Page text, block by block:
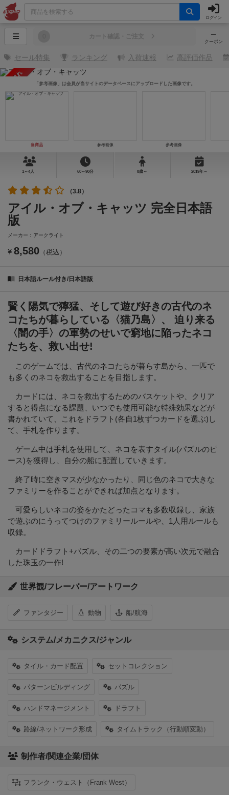
ログイン
─
クーポン
カート確認・ご注文
セール特集 ランキング 入荷速報 高評価作品
売り切れ
当商品 参考画像 参考画像
「参考画像」は会員が当サイトのデータベースにアップロードした画像です。
1～4人 60～90分 8歳～ 2019年～
（3.8）
アイル・オブ・キャッツ 完全日本語
版
メーカー：アークライト
¥ 8,580 （税込）
日本語ルール付き/日本語版
賢く陽気で獰猛、そして遊び好きの古代のネ
コたちが暮らしている〈猫乃島〉、 迫り来る
〈闇の手〉の軍勢のせいで窮地に陥ったネコ
たちを、救い出せ!
このゲームでは、古代のネコたちが暮らす島から、一匹で
も多くのネコを救出することを目指します。
カードには、ネコを救出するためのバスケットや、クリア
すると得点になる課題、いつでも使用可能な特殊効果などが
書かれていて、これをドラフト(各自1枚ずつカードを選ぶ)し
て、手札を作ります。
ゲーム中は手札を使用して、ネコを表すタイル(パズルのピ
ース)を獲得し、自分の船に配置していきます。
終了時に空きマスが少なかったり、同じ色のネコで大きな
ファミリーを作ることができれば加点となります。
可愛らしいネコの姿をかたどったコマも多数収録し、家族
で遊ぶのにうってつけのファミリールールや、1人用ルールも
収録。
カードドラフト+パズル、その二つの要素が高い次元で融合
した珠玉の一作!
世界観/フレーバー/アートワーク
ファンタジー 動物 船/航海
システム/メカニクス/ジャンル
タイル・カード配置 セットコレクション
パターンビルディング パズル
ハンドマネージメント ドラフト
路線/ネットワーク形成 タイムトラック（行動順変動）
制作者/関連企業/団体
フランク・ウェスト（Frank West）